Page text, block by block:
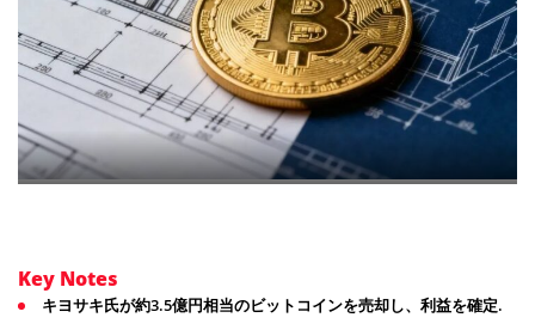
Key Notes
キヨサキ氏が約3.5億円相当のビットコインを売却し、利益を確定.